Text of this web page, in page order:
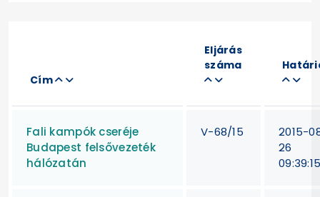
Cím
Eljárás
száma
Fali kampók cseréje
Budapest felsővezeték
hálózatán
V-68/15
2015-
26